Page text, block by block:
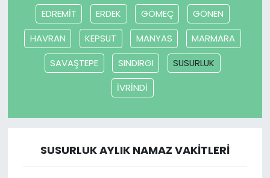
EDREMİT
ERDEK GÖMEÇ
GÖNEN
HAVRAN
KEPSUT MANYAS
MARMARA
SAVAŞTEPE
SINDIRGI
SUSURLUK
İVRİNDİ
SUSURLUK AYLIK NAMAZ VAKITLERI